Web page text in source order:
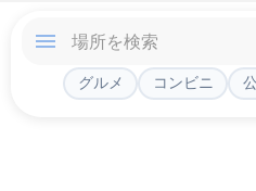
グルメ コンビニ